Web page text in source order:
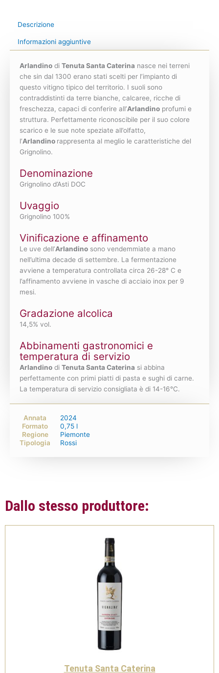
Descrizione
Informazioni aggiuntive
Arlandino di Tenuta Santa Caterina nasce nei terreni
che sin dal 1300 erano stati scelti per l’impianto di
questo vitigno tipico del territorio. I suoli sono
contraddistinti da terre bianche, calcaree, ricche di
freschezza, capaci di conferire all’Arlandino profumi e
struttura. Perfettamente riconoscibile per il suo colore
scarico e le sue note speziate all’olfatto,
l’Arlandino rappresenta al meglio le caratteristiche del
Grignolino.
Denominazione
Grignolino d’Asti DOC
Uvaggio
Grignolino 100%
Vinificazione e affinamento
Le uve dell’Arlandino sono vendemmiate a mano
nell’ultima decade di settembre. La fermentazione
avviene a temperatura controllata circa 26-28° C e
l’affinamento avviene in vasche di acciaio inox per 9
mesi.
Gradazione alcolica
14,5% vol.
Abbinamenti gastronomici e
temperatura di servizio
Arlandino di Tenuta Santa Caterina si abbina
perfettamente con primi piatti di pasta e sughi di carne.
La temperatura di servizio consigliata è di 14-16°C.
Annata
2024
Formato
0,75 l
Regione
Piemonte
Tipologia
Rossi
Dallo stesso produttore:
Tenuta Santa Caterina